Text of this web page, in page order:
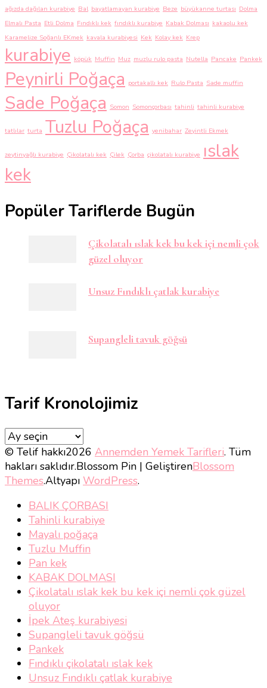
ağızda dağılan kurabiye Bal bayatlamayan kurabiye Beze büyükanne turtası Dolma
Elmalı Pasta Etli Dolma Fındıklı kek fındıklı kurabiye Kabak Dolması kakaolu kek
Karamelize Soğanlı EKmek kavala kurabiyesi Kek Kolay kek Krep
kurabiye köpük Muffin Muz muzlu rulo pasta Nutella Pancake Pankek
Peynirli Poğaça portakallı kek Rulo Pasta Sade muffin
Sade Poğaça Somon Somonçorbası tahinli tahinli kurabiye
tatlılar turta Tuzlu Poğaça yenibahar Zeyintli Ekmek
zeytinyağlı kurabiye Çikolatalı kek Çilek Çorba çikolatalı kurabiye ıslak
kek
Popüler Tariflerde Bugün
Çikolatalı ıslak kek bu kek içi nemli çok
güzel oluyor
Unsuz Fındıklı çatlak kurabiye
Supangleli tavuk göğsü
Tarif Kronolojimiz
Tarif
Kronolojimiz
© Telif hakkı2026 Annemden Yemek Tarifleri. Tüm
hakları saklıdır.Blossom Pin | GeliştirenBlossom
Themes.Altyapı WordPress.
BALIK ÇORBASI
Tahinli kurabiye
Mayalı poğaça
Tuzlu Muffin
Pan kek
KABAK DOLMASI
Çikolatalı ıslak kek bu kek içi nemli çok güzel
oluyor
İpek Ateş kurabiyesi
Supangleli tavuk göğsü
Pankek
Fındıklı çikolatalı ıslak kek
Unsuz Fındıklı çatlak kurabiye